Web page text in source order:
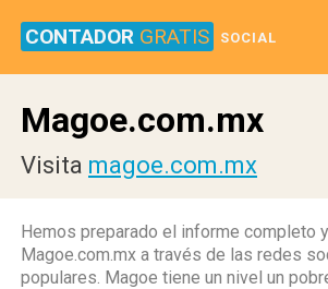
CONTADOR GRATIS SOCIAL
Magoe.com.mx
Visita magoe.com.mx
Hemos preparado el informe completo
Magoe.com.mx a través de las redes
populares. Magoe tiene un nivel un